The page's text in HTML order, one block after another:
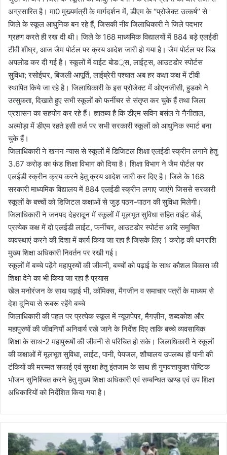
अग्रसारित है। मा0 मुख्यमंत्री के मार्गदर्शन में, डीएम के ‘‘प्रोजेक्ट उत्कर्ष’’ से
जिले के स्कूल आधुनिक बन रहे हैं, जिसकी नीव जिलाधिकारी ने जिले पदभार
ग्रहण करते ही रख दी थी। जिले के 168 माध्यमिक विद्यालयों में 884 बड़े एलईडी
टीवी शीघ्र, आज जैम पोर्टल पर क्रय आदेश जारी हो गया है। जैम पोर्टल पर बिड
अपलोड कर दी गई है। स्कूलों में वाईट बोडर््स, लाईट्स, आउटडोर स्पोर्टस
सुविधा; रसोईघर, बिजली आपूर्ति, लाईब्रेरी पश्चात अब हर कक्षा कक्ष में टीवी
स्थापित किये जा रहे है। जिलाधिकारी के इस प्रोजेक्ट में ओएनजीसी, हुडको ने
उत्सुकता, दिखाते हुए सभी स्कूलों को फर्नीचर से संतृप्त कर चुके हैं तथा जिला
प्रशासन का सहयोग कर रहे हैं। ज्ञातब्य है कि डीएम सविन बसंल ने नैनीताल,
अल्मोड़ा में डीएम रहते इसी तर्ज पर सभी सरकारी स्कूलों को आधुनिक स्मार्ट बना
चुके हैं।
जिलाधिकारी ने खनन न्यास से स्कूलों में डिजिटल शिक्षा एलईडी स्क्रीन लगाने हेतु
3.67 करोड़ का फंड शिक्षा विभाग को दिया है। शिक्षा विभाग ने जैम पोर्टल पर
एलईडी स्क्रीन क्रय करने हेतु क्रय आदेश जारी कर दिए है। जिले के 168
सरकारी माध्यमिक विद्यालय में 884 एलईडी स्क्रीन लगाए जाएंगे जिससे सरकारी
स्कूलों के बच्चों को डिजिटल कक्षाओं से जुड़ पठन-पाठन की सुविधा मिलेगी।
जिलाधिकारी ने जनपद देहरादून में स्कूलों में मूलभूत सुविधा सहित वाईट बोर्ड,
प्रत्येक कक्ष में दो एलईडी लाईट, फर्नीचर, आउटडोर स्पोर्टस आदि समुचित
व्यवस्थाएं करने की दिशा में कार्य किया जा रहा है जिसके लिए 1 करोड़ की धनराशि
मुख्य शिक्षा अधिकारी निवर्तन पर रखी गई।
स्कूलों में बच्चे पढ़ेंगे महापुरुषों की जीवनी, बच्चों को पढ़ाई के साथ कौशल विकास की
शिक्षा देने का भी किया जा रहा है प्रयास
खेल मनोरंजन के साथ पढ़ाई भी, कॉमिक्स, मैगजीन व समाचार पत्रों के माध्यम से
देश दुनिया से रूबरू रहेंगे बच्चे
जिलाधिकारी की पहल पर प्रत्येक स्कूल में न्यूज़पेपर, मैगज़ीन, शब्दकोश और
महापुरुषों की जीवनियाँ अनिवार्य रखे जाने के निर्देश दिए ताकि बच्चे व्यवसायिक
शिक्षा के साथ-2 महापुरूषों की जीवनी से परिचित हो सके। जिलाधिकारी ने स्कूलों
की कक्षाओं में मूलभूत सुविधा, लाईट, पानी, पेयजल, शौचालय उपलब्ध हों पानी की
टंकियों की मरम्मत सफाई एवं सुरक्षा हेतु इंतजाम के साथ ही गुणवत्तायुक्त पोष्टिक
भोजन सुनिश्चित करने हेतु मुख्य शिक्षा अधिकारी एवं सम्बन्धित खण्ड एवं उप शिक्षा
अधिकारियों को निर्देशित किया गया है।
उ
त्त